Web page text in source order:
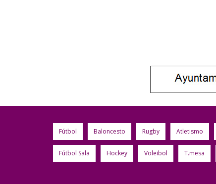
Fútbol Baloncesto Rugby Atletismo
Fútbol Sala Hockey Voleibol T.mesa